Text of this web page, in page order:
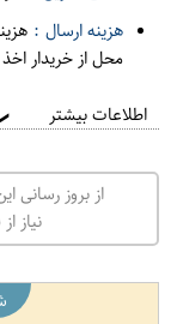
هزینه ارسال :
محل از خریدار
اطلاعات بیشتر
از بروز
نیاز